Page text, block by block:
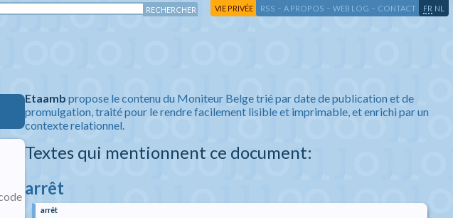
VIE PRIVÉE RSS - A PROPOS - WEB LOG - CONTACT FR NL
Etaamb propose le contenu du Moniteur Belge trié par date de publication et de
promulgation, traité pour le rendre facilement lisible et imprimable, et enrichi par un
contexte relationnel.
Textes qui mentionnent ce document:
arrêt
arrêt